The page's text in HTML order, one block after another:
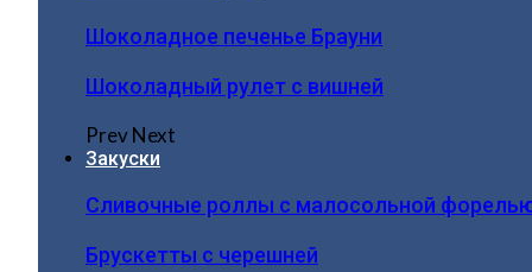
Шоколадное печенье Брауни
Шоколадный рулет с вишней
PrevNext
Закуски
Сливочные роллы с малосольной
Брускетты с черешней